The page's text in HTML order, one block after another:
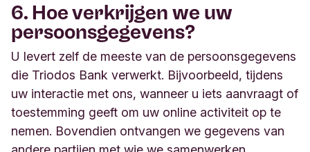
6. Hoe verkrijgen we uw
persoonsgegevens?
U levert zelf de meeste van de persoonsgegevens
die Triodos Bank verwerkt. Bijvoorbeeld, tijdens
uw interactie met ons, wanneer u iets aanvraagt of
toestemming geeft om uw online activiteit op te
nemen. Bovendien ontvangen we gegevens van